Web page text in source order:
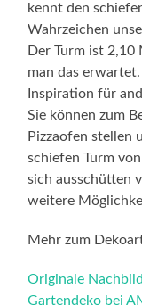
kennt den
Wahrzeichen
Der Turm ist 2,10
man das
Inspiration für
Sie können zum
Pizzaofen stellen
schiefen Turm
sich ausschütten
weitere
Mehr zum
Originale
Gartendeko bei